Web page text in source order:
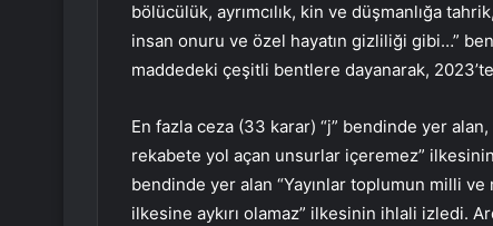
bölücülük, ayrımcılık, kin ve düşmanlığa
insan onuru ve özel hayatın gizliliği gibi…”
maddedeki çeşitli bentlere dayanarak,
En fazla ceza (33 karar) “j” bendinde yer alan,
rekabete yol açan unsurlar içeremez”
bendinde yer alan “Yayınlar toplumun milli
ilkesine aykırı olamaz” ilkesinin ihlali izledi.